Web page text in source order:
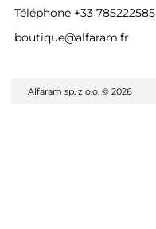
Téléphone +33 785222585
boutique@alfaram.fr
Alfaram sp. z o.o. © 2026